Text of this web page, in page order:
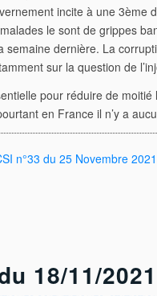
incite à une 3ème
le sont de grippes
semaine dernière. La
sur la question de
pour réduire de
en France il n’y a
n°33 du 25 Novembre 2021
18/11/2021